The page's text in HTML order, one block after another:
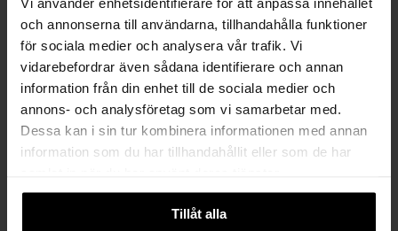
och annonserna till användarna, tillhandahålla funktioner
för sociala medier och analysera vår trafik. Vi
vidarebefordrar även sådana identifierare och annan
information från din enhet till de sociala medier och
annons- och analysföretag som vi samarbetar med.
Dessa kan i sin tur kombinera informationen med annan
information som du har tillhandahållit eller som de har
Tillåt alla
FRI FRAKT FRÅN 999 KR
SAMLA BONUS I KUNDKLUBBEN
Håll dig uppdaterad
Man